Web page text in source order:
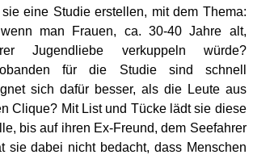
eine Studie erstellen, mit dem Thema:
wenn man Frauen, ca. 30-40 Jahre alt,
Jugendliebe verkuppeln würde?
für die Studie sind schnell
sich dafür besser, als die Leute aus
Clique? Mit List und Tücke lädt sie diese
bis auf ihren Ex-Freund, dem Seefahrer
sie dabei nicht bedacht, dass Menschen